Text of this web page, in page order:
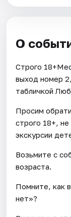
О
Строго
выход номер
табличкой
Просим
строго 18+,
экскурсии
Возьмите с
возраста.
Помните, как
нет»?